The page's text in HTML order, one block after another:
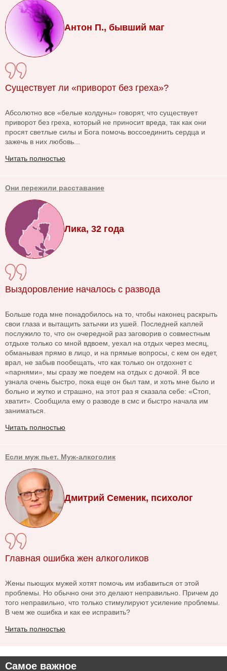
Самое важное
Антон П., бывший маг
Существует ли «приворот без греха»?
Абсолютно все «белые колдуны» говорят, что существует
приворот без греха, который не приносит вреда, так как они
просят светлые силы и Бога помочь воссоединить сердца и
зажечь в них любовь...
Читать полностью
Они пережили расставание
Лика, 32 года
Выздоровление началось с развода
Больше года мне понадобилось на то, чтобы наконец раскрыть
свои глаза и вытащить затычки из ушей. Последней каплей
послужило то, что он очередной раз заговорив о совместным
отдыхе только со мной вдвоем, уехал на отдых через месяц,
обманывая прямо в лицо, и на прямые вопросы, с кем он едет,
врал, не забыв пообещать, что как только он отдохнет с
«парнями», мы сразу же поедем на отдых с дочкой. Я все
узнала очень быстро, пока еще он был там, и хоть мне было и
больно и жутко и страшно, на этот раз я сказала себе: «Стоп,
хватит». Сообщила ему о разводе в смс и быстро начала им
заниматься.
Читать полностью
Если муж пьет. Муж-алкоголик
Дмитрий Семеник, психолог
Главная ошибка жен алкоголиков
Жены пьющих мужей хотят помочь им избавиться от этой
проблемы. Но обычно они это делают неправильно. Причем до
того неправильно, что только стимулируют усиление проблемы.
В чем же ошибка и как ее исправить?
Читать полностью